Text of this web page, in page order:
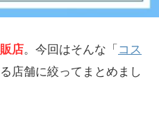
店。今回はそんな「 コス
店舗に絞ってまとめまし